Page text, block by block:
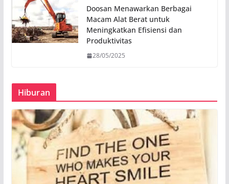
Doosan Menawarkan Berbagai
Macam Alat Berat untuk
Meningkatkan Efisiensi dan
Produktivitas
28/05/2025
Hiburan